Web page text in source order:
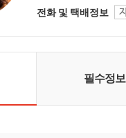
전화 및 택배정보
필수정보